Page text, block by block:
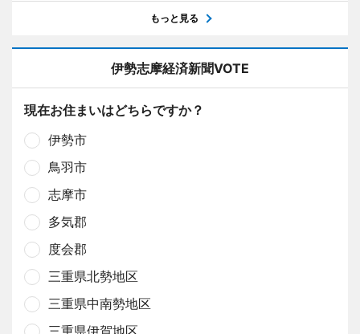
もっと見る
伊勢志摩経済新聞VOTE
現在お住まいはどちらですか？
伊勢市
鳥羽市
志摩市
多気郡
度会郡
三重県北勢地区
三重県中南勢地区